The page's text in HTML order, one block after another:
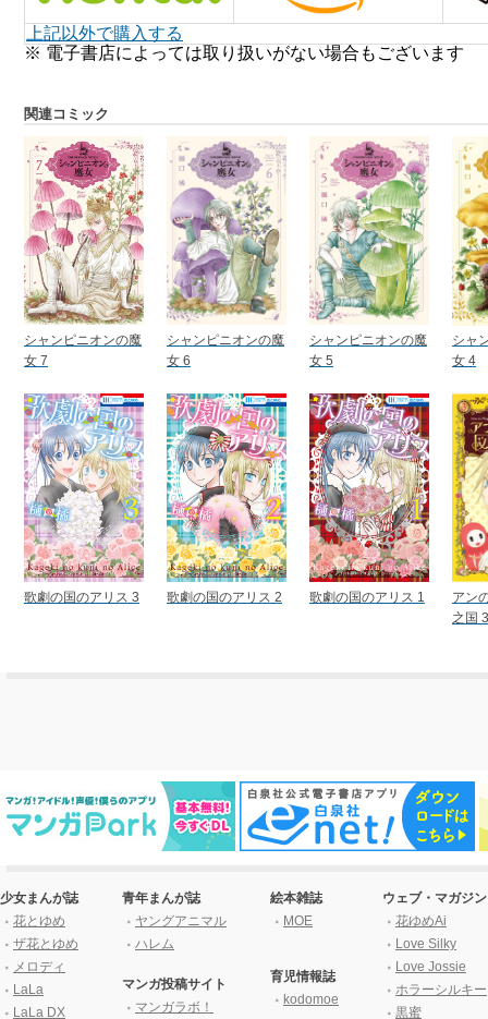
上記以外で購入する
※ 電子書店によっては取り扱いがない場合もございます
関連コミック
シャンピニオンの魔
女 7
シャンピニオンの魔
女 6
シャンピニオンの魔
女 5
シャ
女 4
歌劇の国のアリス 3 歌劇の国のアリス 2 歌劇の国のアリス 1
アン
之国 3
少女まんが誌
花とゆめ
ザ花とゆめ
メロディ
LaLa
LaLa DX
青年まんが誌
ヤングアニマル
ハレム
マンガ投稿サイト
マンガラボ！
絵本雑誌
MOE
育児情報誌
kodomoe
ウェブ・マガジン
花ゆめAi
Love Silky
Love Jossie
ホラーシルキー
黒蜜